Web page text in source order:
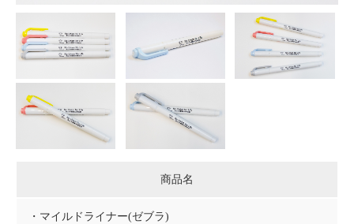
商品名
・マイルドライナー(ゼブラ)